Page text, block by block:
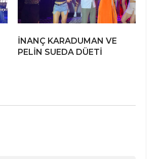
İNANÇ KARADUMAN VE
PELİN SUEDA DÜETİ